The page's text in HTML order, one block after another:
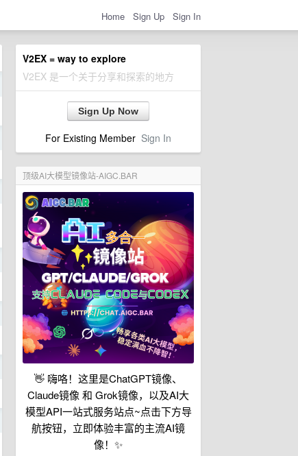
Home Sign Up Sign In
V2EX = way to explore
V2EX 是一个关于分享和探索的地方
Sign Up Now
For Existing Member Sign In
顶级AI大模型镜像站-AIGC.BAR
👋 嗨咯！这里是ChatGPT镜像、
Claude镜像 和 Grok镜像，以及AI大
模型API一站式服务站点~点击下方导
航按钮，立即体验丰富的主流AI镜
像！✨